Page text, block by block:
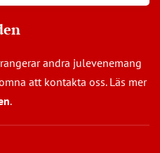
andra julevenemang
att kontakta oss. Läs mer
.